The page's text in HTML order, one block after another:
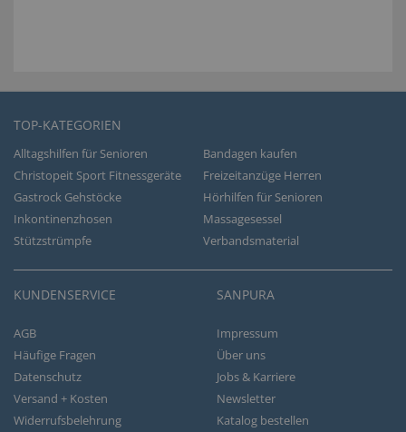
TOP-KATEGORIEN
Alltagshilfen für Senioren
Bandagen kaufen
Christopeit Sport Fitnessgeräte
Freizeitanzüge Herren
Gastrock Gehstöcke
Hörhilfen für Senioren
Inkontinenzhosen
Massagesessel
Stützstrümpfe
Verbandsmaterial
KUNDENSERVICE
AGB
Häufige Fragen
Datenschutz
Versand + Kosten
Widerrufsbelehrung
SANPURA
Impressum
Über uns
Jobs & Karriere
Newsletter
Katalog bestellen